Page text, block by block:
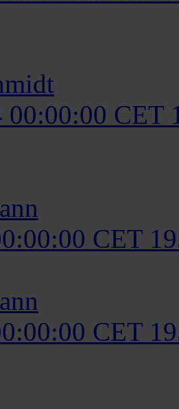
00:00:00 CET
CET
CET